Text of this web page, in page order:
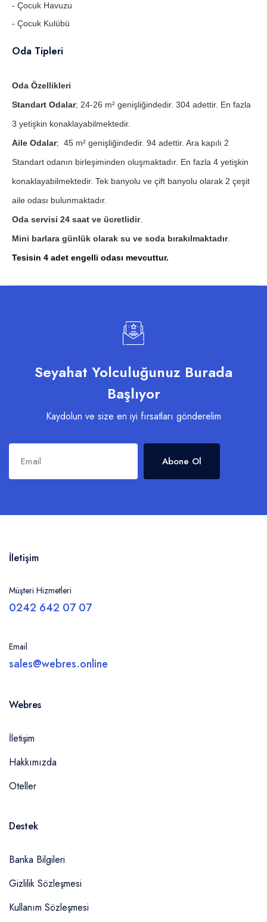
- Çocuk Havuzu
- Çocuk Kulübü
Oda Tipleri
Oda Özellikleri
Standart Odalar; 24-26 m² genişliğindedir. 304 adettir. En fazla
3 yetişkin konaklayabilmektedir.
Aile Odalar; 45 m² genişliğindedir. 94 adettir. Ara kapılı 2
Standart odanın birleşiminden oluşmaktadır. En fazla 4 yetişkin
konaklayabilmektedir. Tek banyolu ve çift banyolu olarak 2 çeşit
aile odası bulunmaktadır.
Oda servisi 24 saat ve ücretlidir.
Mini barlara günlük olarak su ve soda bırakılmaktadır.
Tesisin 4 adet engelli odası mevcuttur.
Seyahat Yolculuğunuz Burada
Başlıyor
Kaydolun ve size en iyi fırsatları gönderelim
Abone Ol
İletişim
Müşteri Hizmetleri
0242 642 07 07
Email
sales@webres.online
Webres
İletişim
Hakkımızda
Oteller
Destek
Banka Bilgileri
Gizlilik Sözleşmesi
Kullanım Sözleşmesi